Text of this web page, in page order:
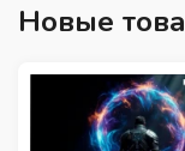
Новые